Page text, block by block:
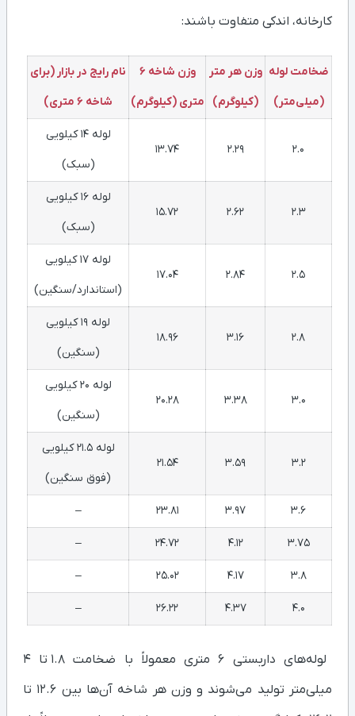
کارخانه، اندکی متفاوت باشند:
ضخامت لوله
(میلی‌متر)
وزن هر متر
(کیلوگرم)
وزن شاخه ۶
متری (کیلوگرم)
نام رایج در بازار (برای
شاخه ۶ متری)
2.0
2.29
13.74
لوله ۱۴ کیلویی
(سبک)
2.3
2.62
15.72
لوله ۱۶ کیلویی
(سبک)
2.5
2.84
17.04
لوله ۱۷ کیلویی
(استاندارد/سنگین)
2.8
3.16
18.96
لوله ۱۹ کیلویی
(سنگین)
3.0
3.38
20.28
لوله ۲۰ کیلویی
(سنگین)
3.2
3.59
21.54
لوله ۲۱.۵ کیلویی
(فوق سنگین)
3.6
3.97
23.81
–
3.75
4.12
24.72
–
3.8
4.17
25.02
–
4.0
4.37
26.22
–
لوله‌های داربستی ۶ متری معمولاً با ضخامت ۱.۸ تا ۴
میلی‌متر تولید می‌شوند و وزن هر شاخه آن‌ها بین ۱۲.۶ تا